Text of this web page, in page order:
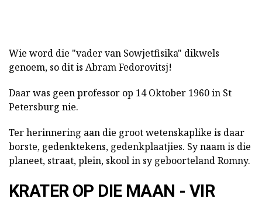
Wie word die "vader van Sowjetfisika" dikwels
genoem, so dit is Abram Fedorovitsj!
Daar was geen professor op 14 Oktober 1960 in St
Petersburg nie.
Ter herinnering aan die groot wetenskaplike is daar
borste, gedenktekens, gedenkplaatjies. Sy naam is die
planeet, straat, plein, skool in sy geboorteland Romny.
KRATER OP DIE MAAN - VIR